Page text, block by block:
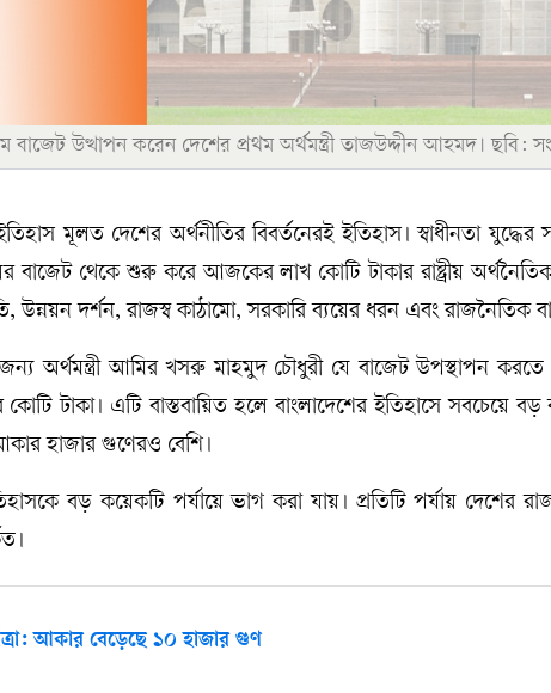
বাজেট উত্থাপন করেন দেশের প্রথম অর্থমন্ত্রী তাজউদ্দীন আহমদ। ছবি:
মূলত দেশের অর্থনীতির বিবর্তনেরই ইতিহাস। স্বাধীনতা
বাজেট থেকে শুরু করে আজকের লাখ কোটি টাকার রাষ্ট্রীয়
উন্নয়ন দর্শন, রাজস্ব কাঠামো, সরকারি ব্যয়ের ধরন এবং রাজনৈতিক
অর্থমন্ত্রী আমির খসরু মাহমুদ চৌধুরী যে বাজেট উপস্থাপন করতে
টাকা। এটি বাস্তবায়িত হলে বাংলাদেশের ইতিহাসে সবচেয়ে বড়
হাজার গুণেরও বেশি।
বড় কয়েকটি পর্যায়ে ভাগ করা যায়। প্রতিটি পর্যায় দেশের
আকার বেড়েছে ১০ হাজার গুণ